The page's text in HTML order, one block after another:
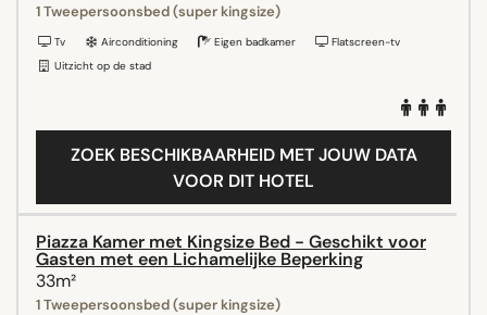
1 Tweepersoonsbed (super kingsize)
Tv Airconditioning Eigen badkamer
Flatscreen-tv
Uitzicht op de stad
ZOEK BESCHIKBAARHEID MET JOUW DATA
VOOR DIT HOTEL
Piazza Kamer met Kingsize Bed - Geschikt voor
Gasten met een Lichamelijke Beperking
33m²
1 Tweepersoonsbed (super kingsize)